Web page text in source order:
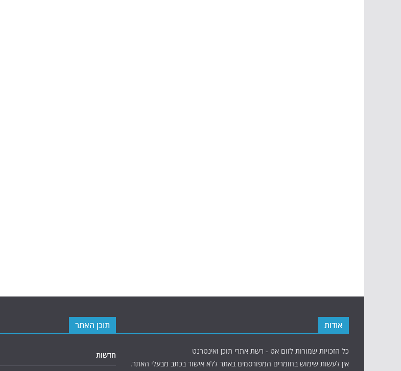
אודות
כל הזכויות שמורות לזום אט - רשת אתרי תוכן ואינטרנט
אין לעשות שימוש בחומרים המפורסמים באתר ללא אישור בכתב מבעלי האתר.
תוכן האתר
חדשות